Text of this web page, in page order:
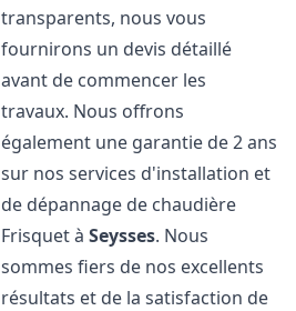
transparents, nous vous
fournirons un devis détaillé
avant de commencer les
travaux. Nous offrons
également une garantie de 2 ans
sur nos services d'installation et
de dépannage de chaudière
Frisquet àSeysses. Nous
sommes fiers de nos excellents
résultats et de la satisfaction de